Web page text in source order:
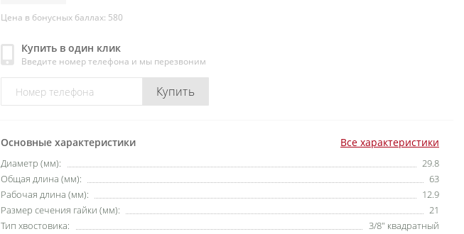
Цена в бонусных баллах: 580
Купить в один клик
Введите номер телефона и мы перезвоним
Купить
Основные характеристики Все характеристики
Диаметр (мм):
29.8
Общая длина (мм):
63
Рабочая длина (мм):
12.9
Размер сечения гайки (мм):
21
Тип хвостовика:
3/8″ квадратный